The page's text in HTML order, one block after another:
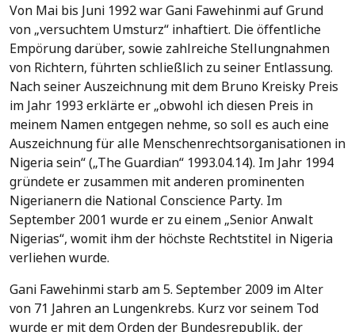
Von Mai bis Juni 1992 war Gani Fawehinmi auf Grund
von „versuchtem Umsturz“ inhaftiert. Die öffentliche
Empörung darüber, sowie zahlreiche Stellungnahmen
von Richtern, führten schließlich zu seiner Entlassung.
Nach seiner Auszeichnung mit dem Bruno Kreisky Preis
im Jahr 1993 erklärte er „obwohl ich diesen Preis in
meinem Namen entgegen nehme, so soll es auch eine
Auszeichnung für alle Menschenrechtsorganisationen in
Nigeria sein“ („The Guardian“ 1993.04.14). Im Jahr 1994
gründete er zusammen mit anderen prominenten
Nigerianern die National Conscience Party. Im
September 2001 wurde er zu einem „Senior Anwalt
Nigerias“, womit ihm der höchste Rechtstitel in Nigeria
verliehen wurde.
Gani Fawehinmi starb am 5. September 2009 im Alter
von 71 Jahren an Lungenkrebs. Kurz vor seinem Tod
wurde er mit dem Orden der Bundesrepublik, der